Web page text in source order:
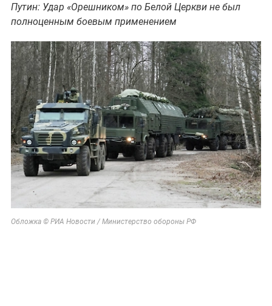
Путин: Удар «Орешником» по Белой Церкви не был
полноценным боевым применением
Обложка © РИА Новости / Министерство обороны РФ